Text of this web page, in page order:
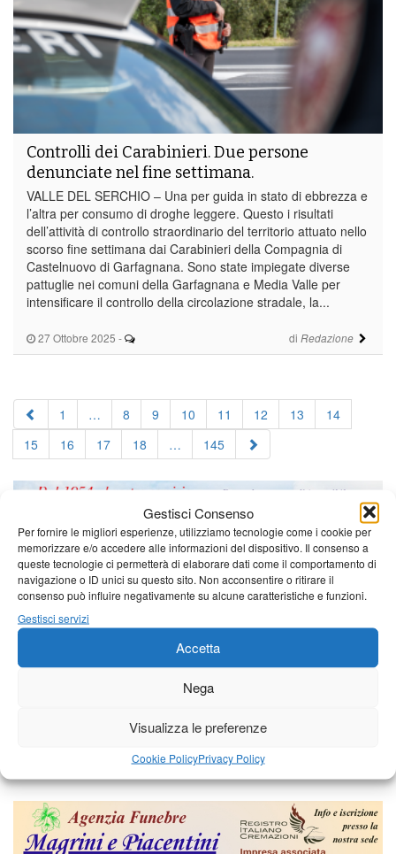
Gestisci Consenso
Per fornire le migliori esperienze, utilizziamo tecnologie come i cookie per
memorizzare e/o accedere alle informazioni del dispositivo. Il consenso a
queste tecnologie ci permetterà di elaborare dati come il comportamento di
navigazione o ID unici su questo sito. Non acconsentire o ritirare il
consenso può influire negativamente su alcune caratteristiche e funzioni.
Gestisci servizi
Accetta
Nega
Visualizza le preferenze
Cookie PolicyPrivacy Policy
27 Ottobre 2025 - di Redazione
Controlli dei Carabinieri. Due persone
denunciate nel fine settimana.
VALLE DEL SERCHIO – Una per guida in stato di ebbrezza e
l’altra per consumo di droghe leggere. Questo i risultati
dell’attività di controllo straordinario del territorio attuato nello
scorso fine settimana dai Carabinieri della Compagnia di
Castelnuovo di Garfagnana. Sono state impiegate diverse
pattuglie nei comuni della Garfagnana e Media Valle per
intensificare il controllo della circolazione stradale, la...
1 … 8 9 10 11 12 13
14
15
16 17 18 … 145